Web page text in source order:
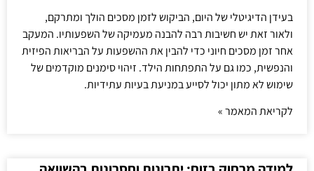
בעידן הדיגיטלי של היום, הביקוש לזמן מסכים הולך ומתרקם,
ולאור זאת יש חשיבות רבה להבנה מעמיקה של השפעותיו. המעקב
אחר זמן מסכים חיוני כדי להבין את ההשפעות על הבריאות הפיזית
והנפשית, כמו גם על התפתחות הילד. זיהוי סימנים מוקדמים של
שימוש לא מתון יכול לסייע במניעת בעיות עתידיות.
לקריאת המאמר »